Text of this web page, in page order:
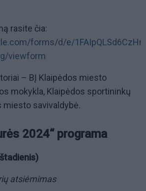
rasite čia:
forms/d/e/
viewform
– BĮ Klaipėdos miesto
mokykla, Klaipėdos sportininkų
miesto savivaldybė.
2024“ programa
atsiėmimas